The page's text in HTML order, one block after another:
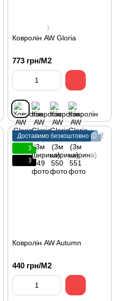
1
Ковролін AW Gloria
773 грн/М2
Доставимо безкоштовно 🛈
3
3
Ковролін AW Autumn
440 грн/М2